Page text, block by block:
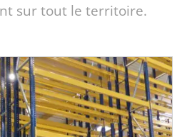
sur tout le territoire.